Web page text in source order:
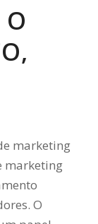
marketing
marketing
O